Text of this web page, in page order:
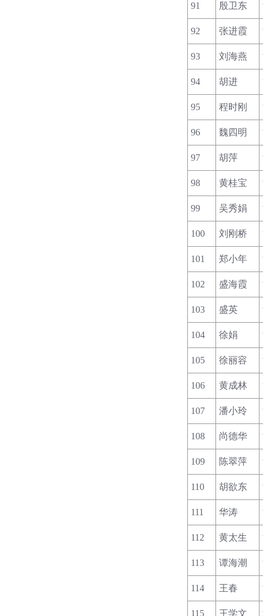
91 殷卫东
92 张进霞
93 刘海燕
94 胡进
95 程时刚
96 魏四明
97 胡萍
98 黄桂宝
99 吴秀娟
100 刘刚桥
101 郑小年
102 盛海霞
103 盛英
104 徐娟
105 徐丽容
106 黄成林
107 潘小玲
108 尚德华
109 陈翠萍
110 胡欲东
111 华涛
112 黄太生
113 谭海潮
114 王春
115 王学文